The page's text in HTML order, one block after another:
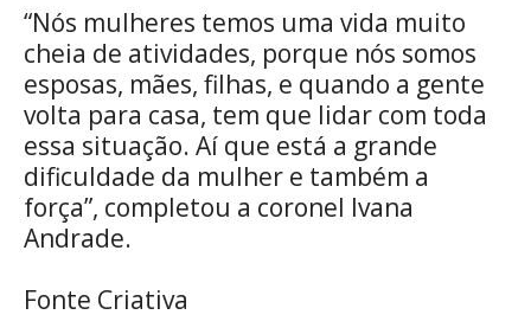
“Nós mulheres temos uma vida muito
cheia de atividades, porque nós somos
esposas, mães, filhas, e quando a gente
volta para casa, tem que lidar com toda
essa situação. Aí que está a grande
dificuldade da mulher e também a
força”, completou a coronel Ivana
Andrade.
Fonte Criativa